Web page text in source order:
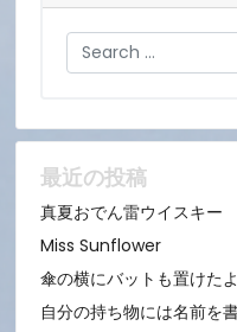
Search
最近の投稿
真夏おでん雷ウイスキー
Miss Sunflower
傘の横にバットも置けたよ
自分の持ち物には名前を